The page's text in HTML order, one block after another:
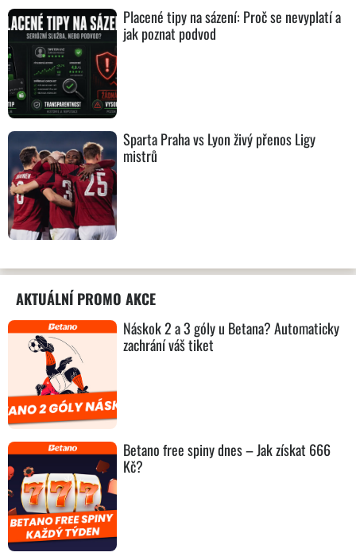
Placené tipy na sázení: Proč se nevyplatí a
jak poznat podvod
Sparta Praha vs Lyon živý přenos Ligy
mistrů
AKTUÁLNÍ PROMO AKCE
Náskok 2 a 3 góly u Betana? Automaticky
zachrání váš tiket
Betano free spiny dnes – Jak získat 666
Kč?